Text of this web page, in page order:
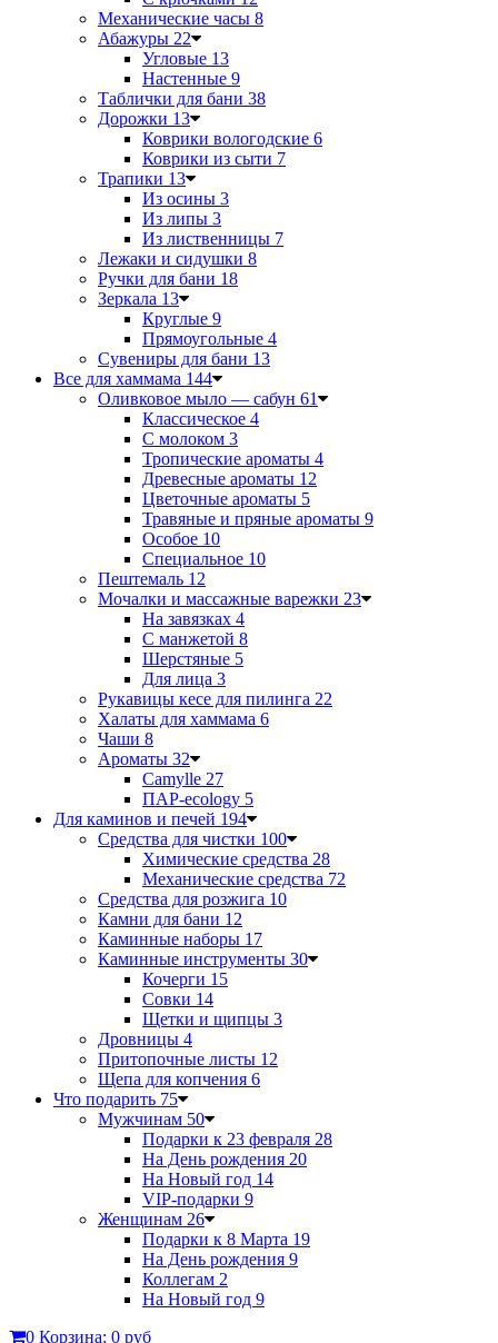
Механические часы 8
Абажуры 22
Угловые 13
Настенные 9
Таблички для бани 38
Дорожки 13
Коврики вологодские 6
Коврики из сыти 7
Трапики 13
Из осины 3
Из липы 3
Из лиственницы 7
Лежаки и сидушки 8
Ручки для бани 18
Зеркала 13
Круглые 9
Прямоугольные 4
Сувениры для бани 13
Все для хаммама 144
Оливковое мыло — сабун 61
Классическое 4
С молоком 3
Тропические ароматы 4
Древесные ароматы 12
Цветочные ароматы 5
Травяные и пряные ароматы 9
Особое 10
Специальное 10
Пештемаль 12
Мочалки и массажные варежки 23
На завязках 4
С манжетой 8
Шерстяные 5
Для лица 3
Рукавицы кесе для пилинга 22
Халаты для хаммама 6
Чаши 8
Ароматы 32
Camylle 27
ПАР-ecology 5
Для каминов и печей 194
Средства для чистки 100
Химические средства 28
Механические средства 72
Средства для розжига 10
Камни для бани 12
Каминные наборы 17
Каминные инструменты 30
Кочерги 15
Совки 14
Щетки и щипцы 3
Дровницы 4
Притопочные листы 12
Щепа для копчения 6
Что подарить 75
Мужчинам 50
Подарки к 23 февраля 28
На День рождения 20
На Новый год 14
VIP-подарки 9
Женщинам 26
Подарки к 8 Марта 19
На День рождения 9
Коллегам 2
На Новый год 9
0 Корзина: 0 руб